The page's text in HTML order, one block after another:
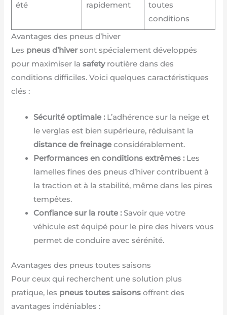
été
rapidement
toutes
conditions
Avantages des pneus d’hiver
Les pneus d’hiversont spécialement développés
pour maximiser lasafetyroutière dans des
conditions difficiles. Voici quelques caractéristiques
clés :
Sécurité optimale :L’adhérence sur la neige et
le verglas est bien supérieure, réduisant la
distance de freinage considérablement.
Performances en conditions extrêmes :Les
lamelles fines des pneus d’hiver contribuent à
la traction et à la stabilité, même dans les pires
tempêtes.
Confiance sur la route :Savoir que votre
véhicule est équipé pour le pire des hivers vous
permet de conduire avec sérénité.
Avantages des pneus toutes saisons
Pour ceux qui recherchent une solution plus
pratique, les pneus toutes saisons offrent des
avantages indéniables :